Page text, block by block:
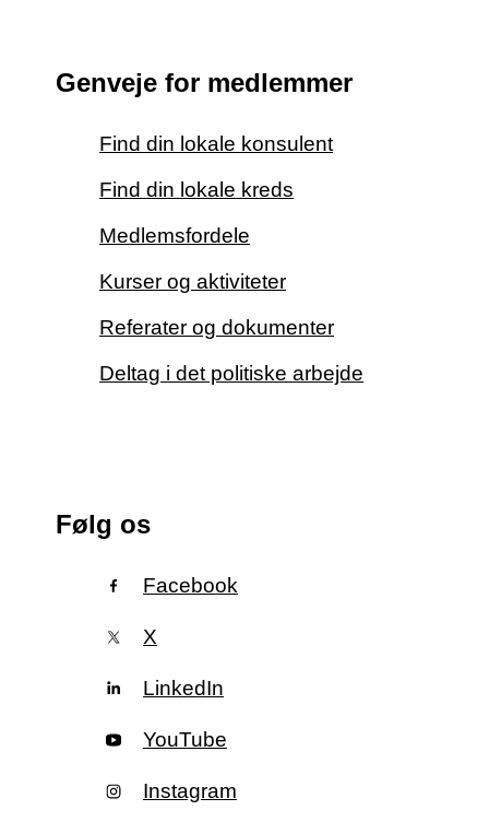
Genveje for medlemmer
Find din lokale konsulent
Find din lokale kreds
Medlemsfordele
Kurser og aktiviteter
Referater og dokumenter
Deltag i det politiske arbejde
Følg os
Facebook
X
LinkedIn
YouTube
Instagram